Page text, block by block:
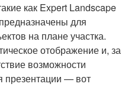
как Expert Landscape
для
на плане участка.
отображение и, за
возможности
презентации — вот